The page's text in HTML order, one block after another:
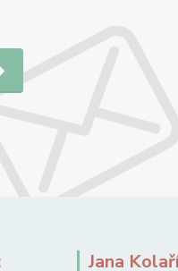
Jana